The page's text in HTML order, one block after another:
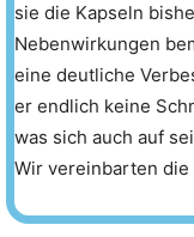
sie die Kapseln
Nebenwirkungen
eine deutliche
er endlich keine
was sich auch auf
Wir vereinbarten